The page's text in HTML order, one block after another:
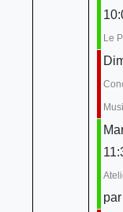
Le
par